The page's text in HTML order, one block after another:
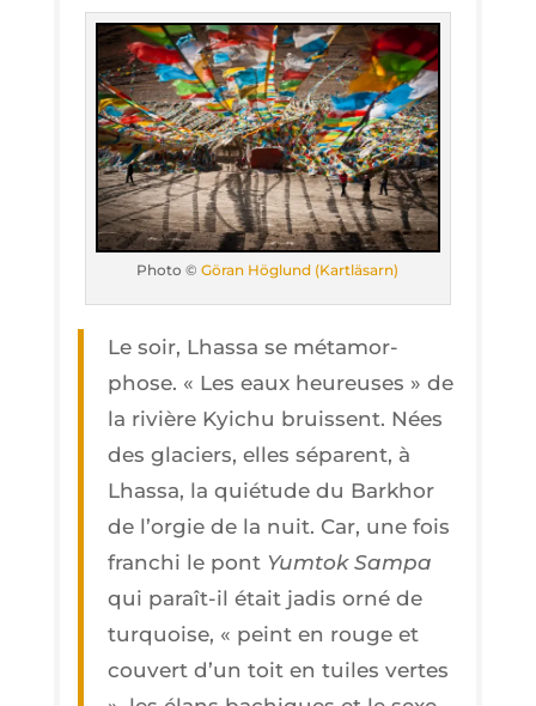
Pho­to ©Göran Höglund (Kartlä­sarn)
Le soir, Lhas­sa se méta­mor­
phose. « Les eaux heu­reuses » de
la rivière Kyi­chu bruissent. Nées
des gla­ciers, elles séparent, à
Lhas­sa, la quié­tude du Bar­khor
de l’or­gie de la nuit. Car, une fois
fran­chi le pont Yum­tok Sam­pa
qui paraît-il était jadis orné de
tur­quoise, « peint en rouge et
cou­vert d’un toit en tuiles vertes